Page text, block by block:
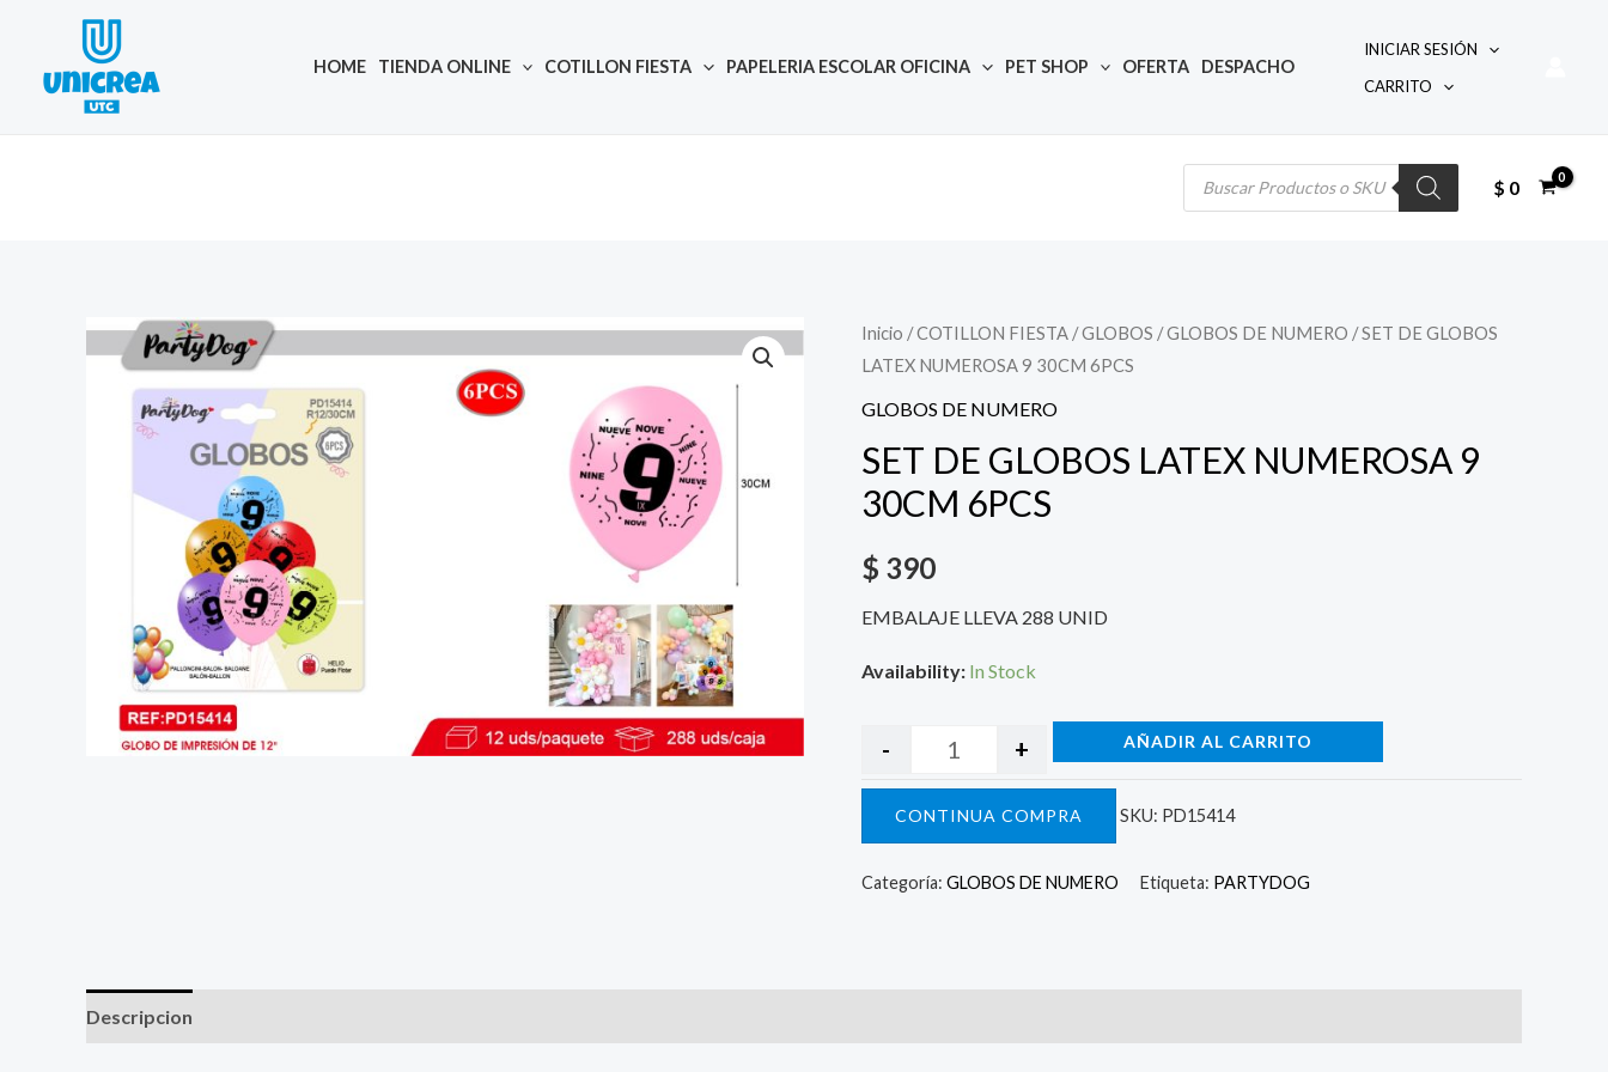
content
HOME TIENDA ONLINE COTILLON FIESTA PAPELERIA ESCOLAR OFICINA PET SHOP OFERTA DESPACHO
INICIAR SESIÓN
CARRITO
Búsqueda
$ 0
Inicio /COTILLON FIESTA /GLOBOS /GLOBOS DE NUMERO / SET DE GLOBOS
LATEX NUMEROSA 9 30CM 6PCS
GLOBOS DE NUMERO
SET DE GLOBOS LATEX NUMEROSA 9
30CM 6PCS
$ 390
EMBALAJE LLEVA 288 UNID
Availability: In Stock
Quantity
- + AÑADIR AL CARRITO
CONTINUA COMPRA SKU: PD15414
Categoría: GLOBOS DE NUMERO Etiqueta: PARTYDOG
Descripcion